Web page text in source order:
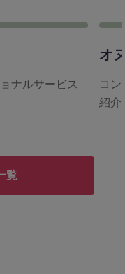
ナルサービス
オ
コ
紹介
覧